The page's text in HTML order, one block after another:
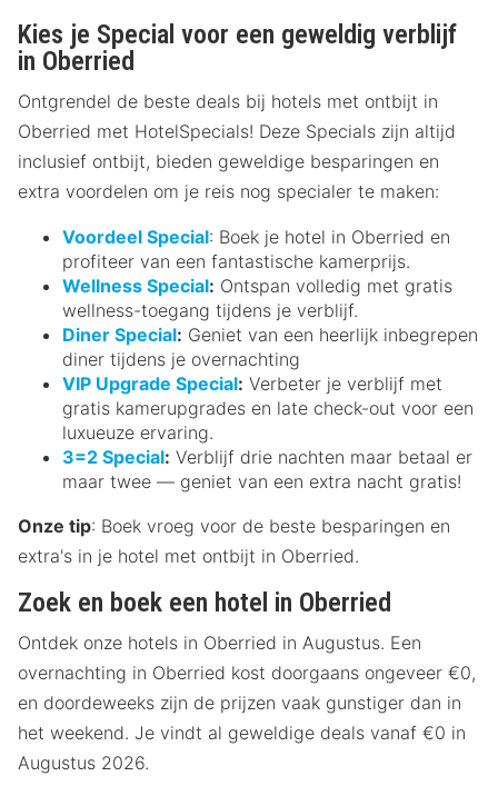
Kies je Special voor een geweldig verblijf
in Oberried
Ontgrendel de beste deals bij hotels met ontbijt in
Oberried met HotelSpecials! Deze Specials zijn altijd
inclusief ontbijt, bieden geweldige besparingen en
extra voordelen om je reis nog specialer te maken:
Voordeel Special: Boek je hotel in Oberried en
profiteer van een fantastische kamerprijs.
Wellness Special: Ontspan volledig met gratis
wellness-toegang tijdens je verblijf.
Diner Special: Geniet van een heerlijk inbegrepen
diner tijdens je overnachting
VIP Upgrade Special: Verbeter je verblijf met
gratis kamerupgrades en late check-out voor een
luxueuze ervaring.
3=2 Special: Verblijf drie nachten maar betaal er
maar twee — geniet van een extra nacht gratis!
Onze tip: Boek vroeg voor de beste besparingen en
extra's in je hotel met ontbijt in Oberried.
Zoek en boek een hotel in Oberried
Ontdek onze hotels in Oberried in Augustus. Een
overnachting in Oberried kost doorgaans ongeveer €0,
en doordeweeks zijn de prijzen vaak gunstiger dan in
het weekend. Je vindt al geweldige deals vanaf €0 in
Augustus 2026.